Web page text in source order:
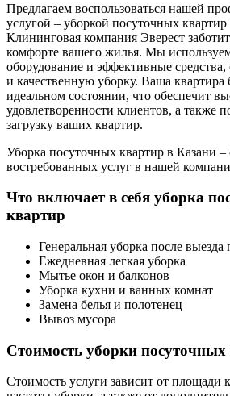
Предлагаем воспользоваться нашей
услугой – уборкой посуточных квартир
Клининговая компания Эверест
комфорте вашего жилья. Мы
оборудование и эффективные
и качественную уборку. Ваша квартира
идеальном состоянии, что обеспечит
удовлетворенности клиентов, а также
загрузку ваших квартир.
Уборка посуточных квартир в Казани –
востребованных услуг в нашей
Что включает в себя уборка
квартир
Генеральная уборка после выезда
Ежедневная легкая уборка
Мытье окон и балконов
Уборка кухни и ванных комнат
Замена белья и полотенец
Вывоз мусора
Стоимость уборки посуточных
Стоимость услуги зависит от площади